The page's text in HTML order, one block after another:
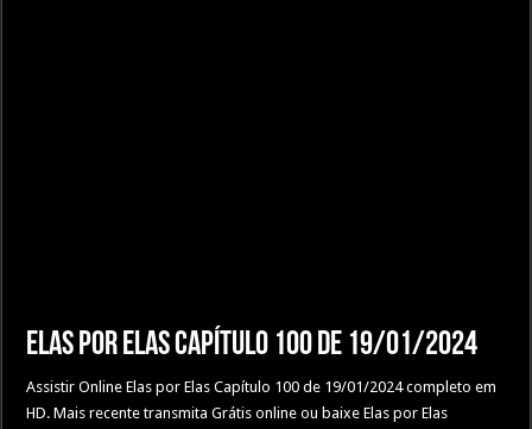
Elas por Elas Capítulo 100 de 19/01/2024
Assistir Online Elas por Elas Capítulo 100 de 19/01/2024 completo em
HD. Mais recente transmita Grátis online ou baixe Elas por Elas